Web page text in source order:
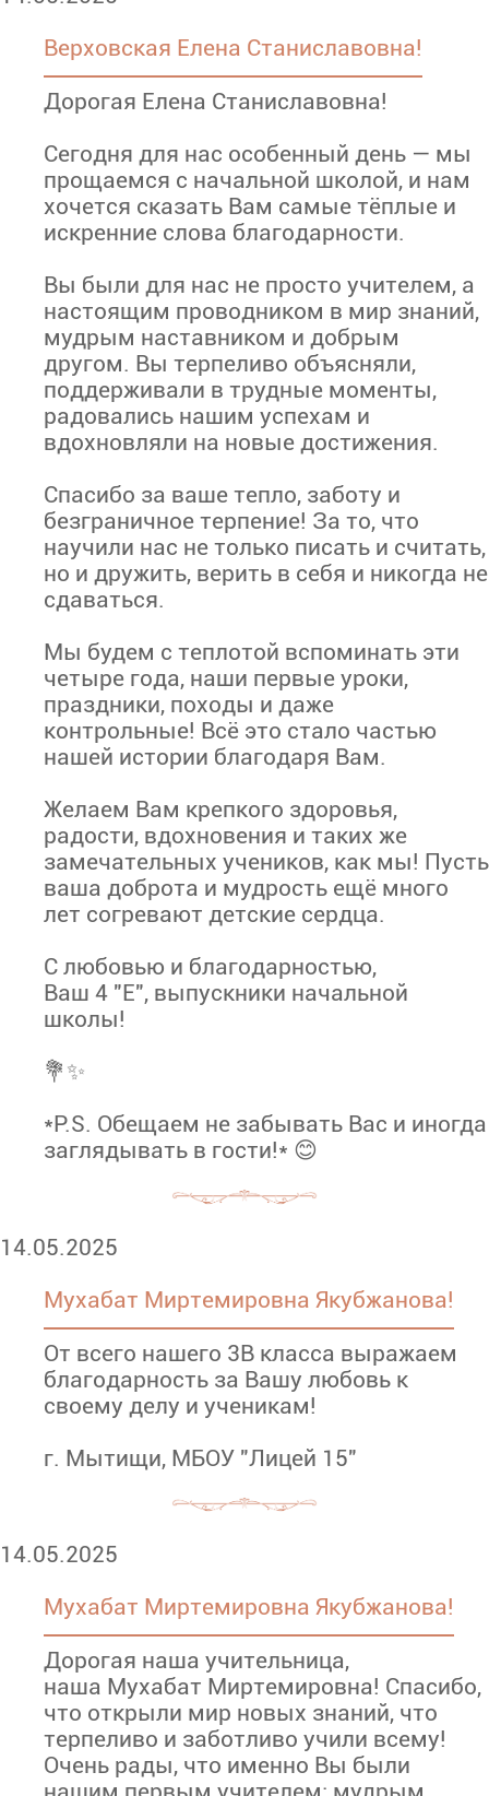
Верховская Елена Станиславовна!
Дорогая Елена Станиславовна!
Сегодня для нас особенный день — мы
прощаемся с начальной школой, и нам
хочется сказать Вам самые тёплые и
искренние слова благодарности.
Вы были для нас не просто учителем, а
настоящим проводником в мир знаний,
мудрым наставником и добрым
другом. Вы терпеливо объясняли,
поддерживали в трудные моменты,
радовались нашим успехам и
вдохновляли на новые достижения.
Спасибо за ваше тепло, заботу и
безграничное терпение! За то, что
научили нас не только писать и считать,
но и дружить, верить в себя и никогда не
сдаваться.
Мы будем с теплотой вспоминать эти
четыре года, наши первые уроки,
праздники, походы и даже
контрольные! Всё это стало частью
нашей истории благодаря Вам.
Желаем Вам крепкого здоровья,
радости, вдохновения и таких же
замечательных учеников, как мы! Пусть
ваша доброта и мудрость ещё много
лет согревают детские сердца.
С любовью и благодарностью,
Ваш 4 "Е", выпускники начальной
школы!
💐✨
*P.S. Обещаем не забывать Вас и иногда
заглядывать в гости!* 😊
14.05.2025
Мухабат Миртемировна Якубжанова!
От всего нашего 3В класса выражаем
благодарность за Вашу любовь к
своему делу и ученикам!
г. Мытищи, МБОУ "Лицей 15"
14.05.2025
Мухабат Миртемировна Якубжанова!
Дорогая наша учительница,
наша Мухабат Миртемировна! Спасибо,
что открыли мир новых знаний, что
терпеливо и заботливо учили всему!
Очень рады, что именно Вы были